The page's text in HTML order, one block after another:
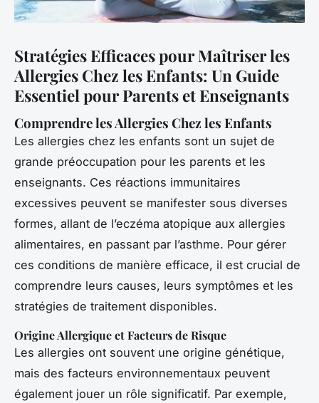
Stratégies Efficaces pour Maîtriser les
Allergies Chez les Enfants: Un Guide
Essentiel pour Parents et Enseignants
Comprendre les Allergies Chez les Enfants
Les allergies chez les enfants sont un sujet de
grande préoccupation pour les parents et les
enseignants. Ces réactions immunitaires
excessives peuvent se manifester sous diverses
formes, allant de l’eczéma atopique aux allergies
alimentaires, en passant par l’asthme. Pour gérer
ces conditions de manière efficace, il est crucial de
comprendre leurs causes, leurs symptômes et les
stratégies de traitement disponibles.
Origine Allergique et Facteurs de Risque
Les allergies ont souvent une origine génétique,
mais des facteurs environnementaux peuvent
également jouer un rôle significatif. Par exemple,